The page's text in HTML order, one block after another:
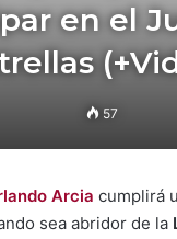
en el
57
Arcia cumplirá
sea abridor de la